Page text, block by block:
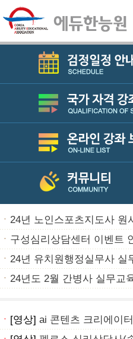
ㆍ 24년 노인스포츠지도사 원
ㆍ 구성심리상담센터 이벤트
ㆍ 24년 유치원행정실무사 실
ㆍ 24년도 2월 간병사 실무교
ㆍ [영상] ai 콘텐츠 크리에이